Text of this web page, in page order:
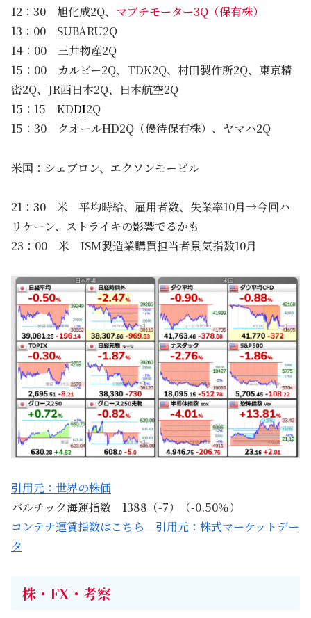
12：30 旭化成2Q、 マブチモーター3Q（保有株）
13：00 SUBARU2Q
14：00 三井物産2Q
15：00 カルビー2Q、TDK2Q、村田製作所2Q、東京精
密2Q、JR西日本2Q、日本航空2Q
15：15 KDDI2Q
15：30 クオールHD2Q（優待保有株）、ヤマハ2Q
米国：シェブロン、エクソンモービル
21：30 米 平均時給、雇用者数、失業率10月→今回ハ
リケーン、ストライキの影響でるかも
23：00 米 ISM製造業購買担当者景気指数10月
引用元：世界の株価
バルチック海運指数 1388（-7）（-0.50％）
コンテナ運賃指数はこちら 引用元：株式マーケットデー
タ
株・FX・考察